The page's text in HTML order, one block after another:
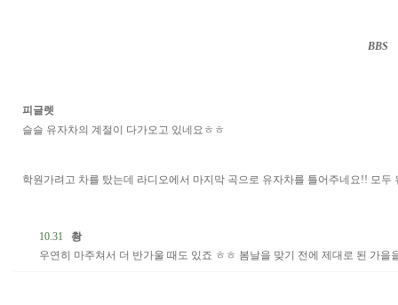
BBS
피글렛
슬슬 유자차의 계절이 다가오고 있네요ㅎㅎ
학원가려고 차를 탔는데 라디오에서 마지막 곡으로 유자차를 틀어주네요!! 모두
10.31
촹
우연히 마주쳐서 더 반가울 때도 있죠 ㅎㅎ 봄날을 맞기 전에 제대로 된 가